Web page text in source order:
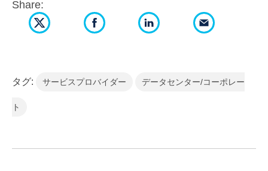
Share:
タグ: サービスプロバイダー データセンター/コーポレー
ト